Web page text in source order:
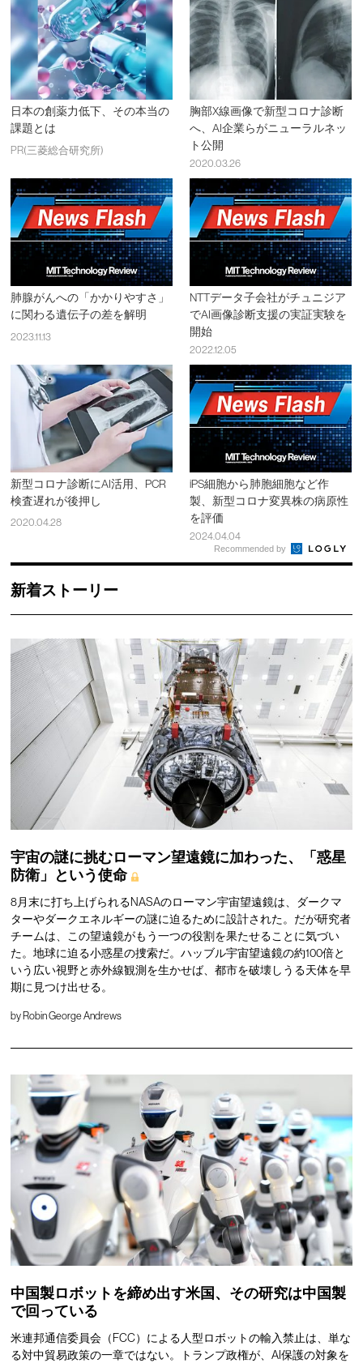
日本の創薬力低下、その本当の
課題とは
PR(三菱総合研究所)
胸部X線画像で新型コロナ診断
へ、AI企業らがニューラルネッ
ト公開
2020.03.26
肺腺がんへの「かかりやすさ」
に関わる遺伝子の差を解明
2023.11.13
NTTデータ子会社がチュニジア
でAI画像診断支援の実証実験を
開始
2022.12.05
新型コロナ診断にAI活用、PCR
検査遅れが後押し
2020.04.28
iPS細胞から肺胞細胞など作
製、新型コロナ変異株の病原性
を評価
2024.04.04
Recommended by
新着ストーリー
宇宙の謎に挑むローマン望遠鏡に加わった、「惑星
防衛」という使命
8月末に打ち上げられるNASAのローマン宇宙望遠鏡は、ダークマ
ターやダークエネルギーの謎に迫るために設計された。だが研究者
チームは、この望遠鏡がもう一つの役割を果たせることに気づい
た。地球に迫る小惑星の捜索だ。ハッブル宇宙望遠鏡の約100倍と
いう広い視野と赤外線観測を生かせば、都市を破壊しうる天体を早
期に見つけ出せる。
byRobin George Andrews
中国製ロボットを締め出す米国、その研究は中国製
で回っている
米連邦通信委員会（FCC）による人型ロボットの輸入禁止は、単な
る対中貿易政策の一章ではない。トランプ政権が、AI保護の対象を